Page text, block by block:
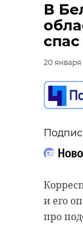
В
20 января
и его
про